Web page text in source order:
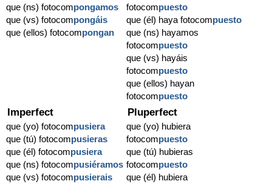
que (ns) fotocompongamos
que (vs) fotocompongáis
que (ellos) fotocompongan
fotocompuesto
que (él) haya fotocompuesto
que (ns) hayamos
fotocompuesto
que (vs) hayáis
fotocompuesto
que (ellos) hayan
fotocompuesto
Imperfect
que (yo) fotocompusiera
que (tú) fotocompusieras
que (él) fotocompusiera
que (ns) fotocompusiéramos
que (vs) fotocompusierais
Pluperfect
que (yo) hubiera
fotocompuesto
que (tú) hubieras
fotocompuesto
que (él) hubiera